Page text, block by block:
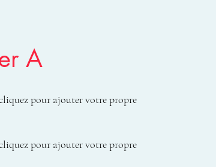
A
pour ajouter votre propre
pour ajouter votre propre